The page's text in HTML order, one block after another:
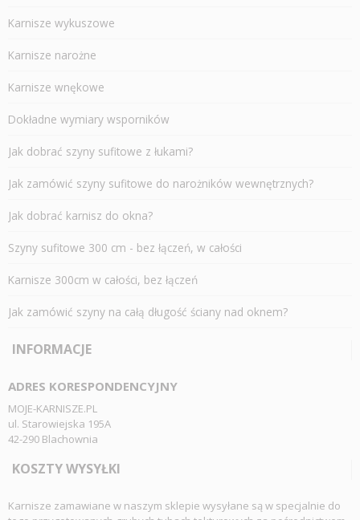
Karnisze wykuszowe
Karnisze narożne
Karnisze wnękowe
Dokładne wymiary wsporników
Jak dobrać szyny sufitowe z łukami?
Jak zamówić szyny sufitowe do narożników wewnętrznych?
Jak dobrać karnisz do okna?
Szyny sufitowe 300 cm - bez łączeń, w całości
Karnisze 300cm w całości, bez łączeń
Jak zamówić szyny na całą długość ściany nad oknem?
INFORMACJE
ADRES KORESPONDENCYJNY
MOJE-KARNISZE.PL
ul. Starowiejska 195A
42-290 Blachownia
KOSZTY WYSYŁKI
Karnisze zamawiane w naszym sklepie wysyłane są w specjalnie do